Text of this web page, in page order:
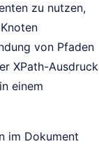
zu nutzen,
von Pfaden
XPath-Ausdruck
einem
im Dokument